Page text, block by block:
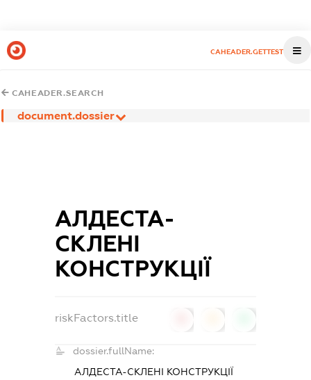
CAHEADER.GETTEST
CAHEADER.SEARCH
document.dossier
АЛДЕСТА-
СКЛЕНІ
КОНСТРУКЦІЇ
riskFactors.title
dossier.fullName:
АЛДЕСТА-СКЛЕНІ КОНСТРУКЦІЇ